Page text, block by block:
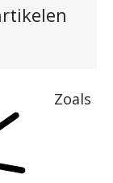
Zoals